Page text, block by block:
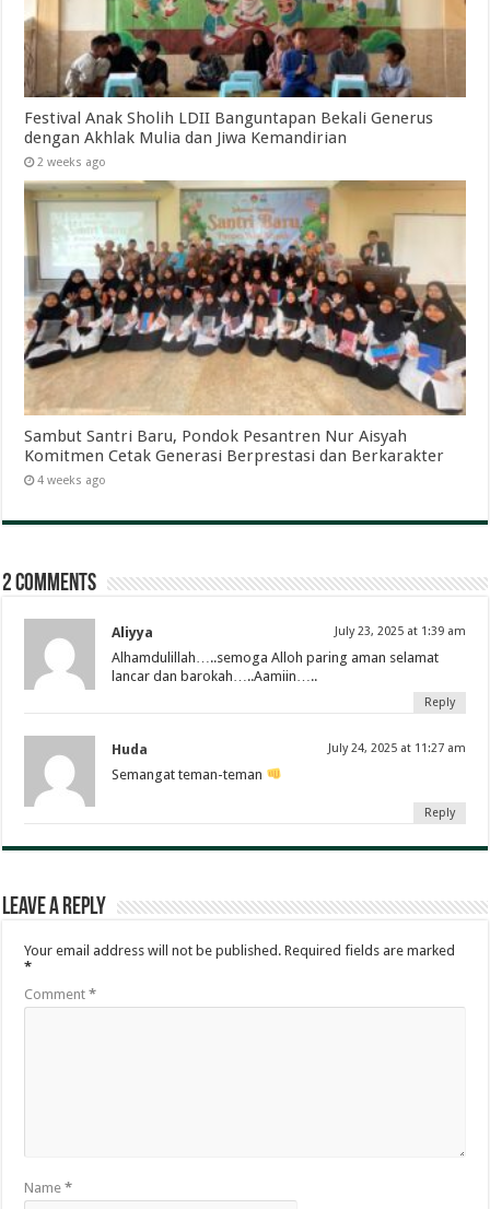
Festival Anak Sholih LDII Banguntapan Bekali Generus
dengan Akhlak Mulia dan Jiwa Kemandirian
2 weeks ago
Sambut Santri Baru, Pondok Pesantren Nur Aisyah
Komitmen Cetak Generasi Berprestasi dan Berkarakter
4 weeks ago
2 comments
Aliyya July 23, 2025 at 1:39 am
Alhamdulillah…..semoga Alloh paring aman selamat
lancar dan barokah…..Aamiin…..
Reply
Huda July 24, 2025 at 11:27 am
Semangat teman-teman
Reply
Leave a Reply
Your email address will not be published. Required fields are marked
*
Comment*
Name*